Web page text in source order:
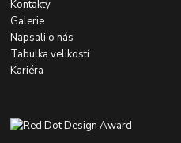
Kontakty
Galerie
Napsali o nás
Tabulka velikostí
Kariéra